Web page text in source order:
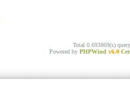
Total 0.693869(s)
Powered by PHPWind v6.0